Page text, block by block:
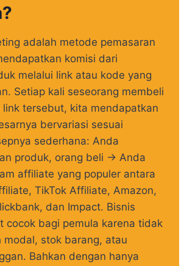
adalah metode pemasaran
komisi dari
melalui link atau kode yang
Setiap kali seseorang membeli
link tersebut, kita mendapatkan
bervariasi sesuai
sederhana: Anda
produk, orang beli → Anda
affiliate yang populer antara
TikTok Affiliate, Amazon,
dan Impact. Bisnis
cocok bagi pemula karena tidak
modal, stok barang, atau
Bahkan dengan hanya